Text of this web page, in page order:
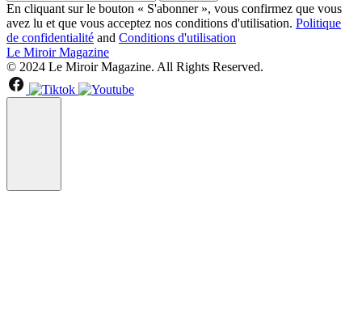
En cliquant sur le bouton « S'abonner », vous confirmez que vous
avez lu et que vous acceptez nos conditions d'utilisation. Politique
de confidentialité and Conditions d'utilisation
Le Miroir Magazine
© 2024 Le Miroir Magazine. All Rights Reserved.